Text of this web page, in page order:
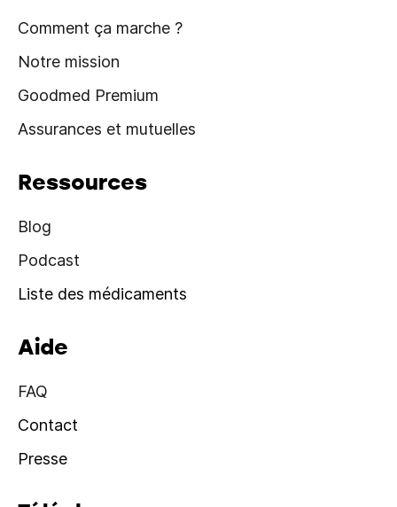
Comment ça marche ?
Notre mission
Goodmed Premium
Assurances et mutuelles
Ressources
Blog
Podcast
Liste des médicaments
Aide
FAQ
Contact
Presse